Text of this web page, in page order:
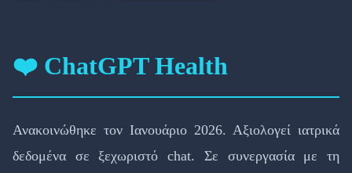
❤️ ChatGPT Health
Ανακοινώθηκε τον Ιανουάριο 2026. Αξιολογεί ιατρικά
δεδομένα σε ξεχωριστό chat. Σε συνεργασία με τη